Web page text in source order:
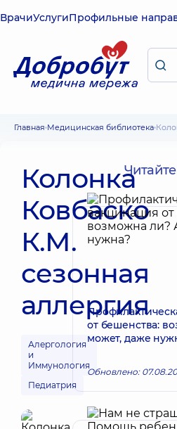
ВрачиУслугиПрофильные
Главная Медицинская библиотека
Колонка
Ковбаско
К.М.
сезонная
аллергия
Алергология
и
Иммунология
Педиатрия
от бешенства:
может, даже
Обновлено: